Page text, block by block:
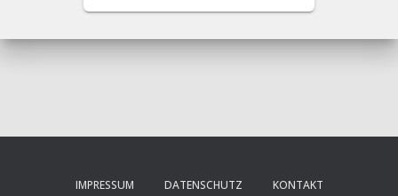
IMPRESSUM DATENSCHUTZ KONTAKT